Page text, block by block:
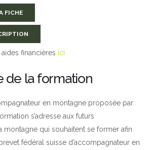
FICHE
financières ici
de la formation
en montagne proposée par
s’adresse aux futurs
montagne qui souhaitent se former afin
fédéral suisse d’accompagnateur en